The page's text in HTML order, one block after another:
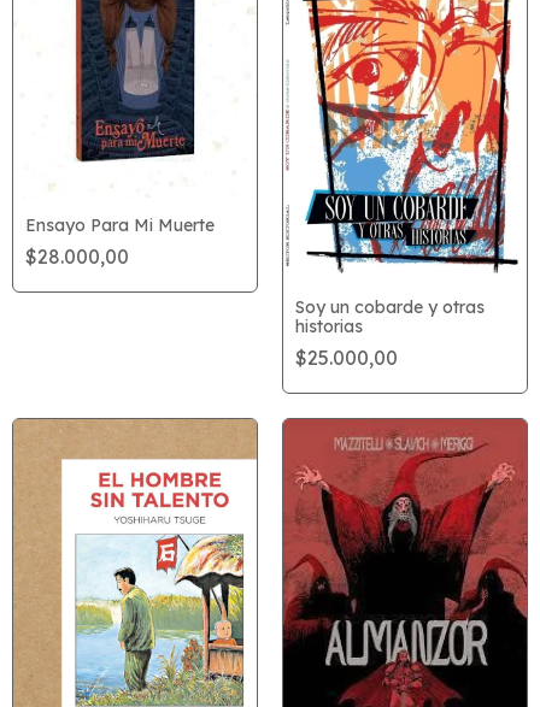
Ensayo Para Mi Muerte
$28.000,00
Soy un cobarde y otras
historias
$25.000,00